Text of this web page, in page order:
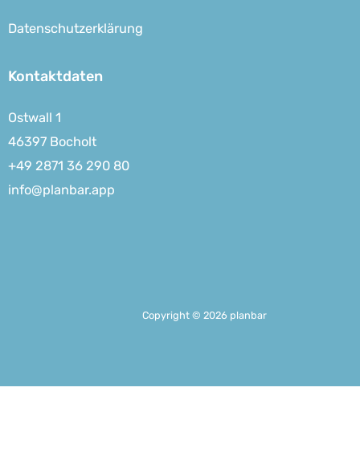
Datenschutzerklärung
Kontaktdaten
Ostwall 1
46397 Bocholt
+49 2871 36 290 80
info@planbar.app
Copyright © 2026 planbar